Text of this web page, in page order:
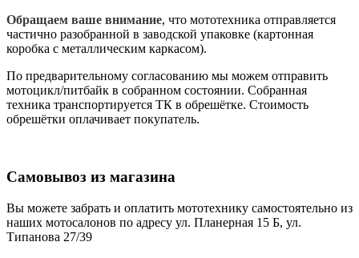
Обращаем ваше внимание, что мототехника отправляется
частично разобранной в заводской упаковке (картонная
коробка с металлическим каркасом).
По предварительному согласованию мы можем отправить
мотоцикл/питбайк в собранном состоянии. Собранная
техника транспортируется ТК в обрешётке. Стоимость
обрешётки оплачивает покупатель.
Самовывоз из магазина
Вы можете забрать и оплатить мототехнику самостоятельно из
наших мотосалонов по адресу ул. Планерная 15 Б, ул.
Типанова 27/39